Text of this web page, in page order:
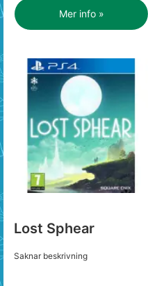
Mer info »
Lost Sphear
Saknar beskrivning